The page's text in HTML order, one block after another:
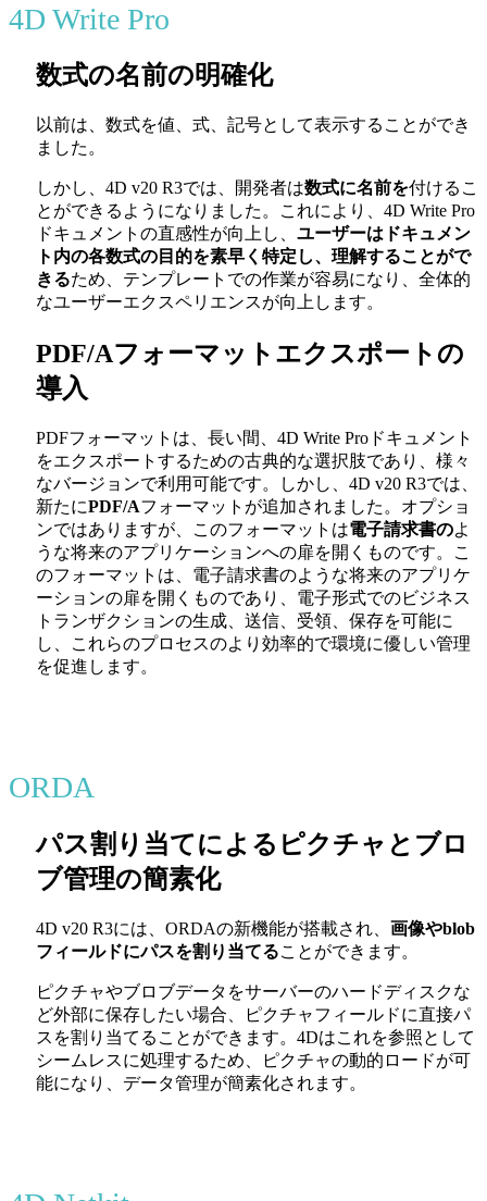
4D Write Pro
数式の名前の明確化
以前は、数式を値、式、記号として表示することができ
ました。
しかし、4D v20 R3では、開発者は数式に名前を付けるこ
とができるようになりました。これにより、4D Write Pro
ドキュメントの直感性が向上し、 ユーザーはドキュメン
ト内の各数式の目的を素早く特定し、理解することがで
きるため、テンプレートでの作業が容易になり、全体的
なユーザーエクスペリエンスが向上します。
PDF/Aフォーマットエクスポートの
導入
PDFフォーマットは、長い間、4D Write Proドキュメント
をエクスポートするための古典的な選択肢であり、様々
なバージョンで利用可能です。しかし、4D v20 R3では、
新たにPDF/Aフォーマットが追加されました。オプショ
ンではありますが、このフォーマットは電子請求書のよ
うな将来のアプリケーションへの扉を開くものです。こ
のフォーマットは、電子請求書のような将来のアプリケ
ーションの扉を開くものであり、電子形式でのビジネス
トランザクションの生成、送信、受領、保存を可能に
し、これらのプロセスのより効率的で環境に優しい管理
を促進します。
ORDA
パス割り当てによるピクチャとブロ
ブ管理の簡素化
4D v20 R3には、ORDAの新機能が搭載され、 画像やblob
フィールドにパスを割り当てることができます。
ピクチャやブロブデータをサーバーのハードディスクな
ど外部に保存したい場合、ピクチャフィールドに直接パ
スを割り当てることができます。4Dはこれを参照として
シームレスに処理するため、ピクチャの動的ロードが可
能になり、データ管理が簡素化されます。